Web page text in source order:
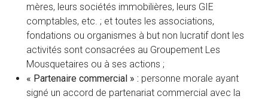
mères, leurs sociétés immobilières, leurs GIE
comptables, etc. ; et toutes les associations,
fondations ou organismes à but non lucratif dont les
activités sont consacrées au Groupement Les
Mousquetaires ou à ses actions ;
« Partenaire commercial » : personne morale ayant
signé un accord de partenariat commercial avec la